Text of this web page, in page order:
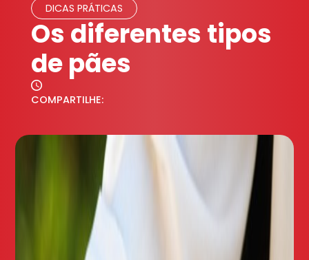
DICAS PRÁTICAS
Os diferentes tipos
de pães
COMPARTILHE: